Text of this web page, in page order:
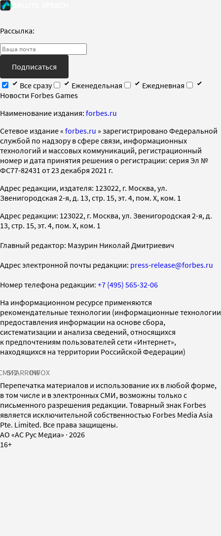
Рассылка:
Подписаться
Все сразу
Еженедельная
Ежедневная
Новости Forbes Games
Наименование издания: forbes.ru
Cетевое издание « forbes.ru » зарегистрировано Федеральной
службой по надзору в сфере связи, информационных
технологий и массовых коммуникаций, регистрационный
номер и дата принятия решения о регистрации: серия Эл №
ФС77-82431 от 23 декабря 2021 г.
Адрес редакции, издателя: 123022, г. Москва, ул.
Звенигородская 2-я, д. 13, стр. 15, эт. 4, пом. X, ком. 1
Адрес редакции: 123022, г. Москва, ул. Звенигородская 2-я, д.
13, стр. 15, эт. 4, пом. X, ком. 1
Главный редактор: Мазурин Николай Дмитриевич
Адрес электронной почты редакции: press-release@forbes.ru
Номер телефона редакции: +7 (495) 565-32-06
На информационном ресурсе применяются
рекомендательные технологии (информационные технологии
предоставления информации на основе сбора,
систематизации и анализа сведений, относящихся
к предпочтениям пользователей сети «Интернет»,
находящихся на территории Российской Федерации)
SPARROWINFOX
Перепечатка материалов и использование их в любой форме,
в том числе и в электронных СМИ, возможны только с
письменного разрешения редакции. Товарный знак Forbes
является исключительной собственностью Forbes Media Asia
Pte. Limited. Все права защищены.
AO «АС Рус Медиа» · 2026
16+